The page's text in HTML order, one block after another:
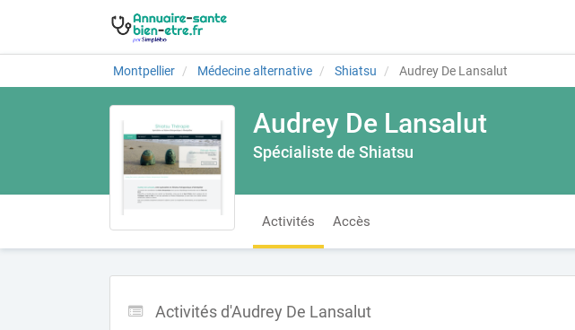
Montpellier Médecine alternative Shiatsu Audrey De Lansalut
Audrey De Lansalut
Spécialiste de Shiatsu
Activités Accès
Activités d'Audrey De Lansalut